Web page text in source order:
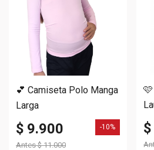
💕 Camiseta Polo Manga
Larga
$ 9.900
Antes $ 11.000
-10%